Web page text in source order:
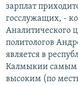
зарплат
госслужащих, -
Аналитического
политологов
является в
Калмыкии самым
высоким (по